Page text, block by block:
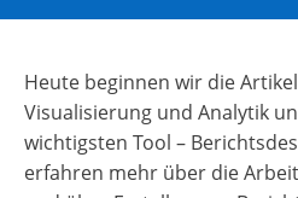
Heute beginnen wir die
Visualisierung und Analytik
wichtigsten Tool –
erfahren mehr über die